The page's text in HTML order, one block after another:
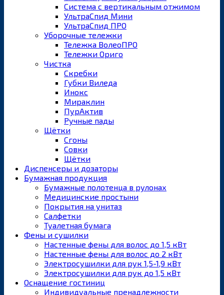
Система с вертикальным отжимом
УльтраСпид Мини
УльтраСпид ПРО
Уборочные тележки
Тележка ВолеоПРО
Тележки Ориго
Чистка
Скребки
Губки Виледа
Инокс
Мираклин
ПурАктив
Ручные пады
Щётки
Сгоны
Совки
Щётки
Диспенсеры и дозаторы
Бумажная продукция
Бумажные полотенца в рулонах
Медицинские простыни
Покрытия на унитаз
Салфетки
Туалетная бумага
Фены и сушилки
Настенные фены для волос до 1,5 кВт
Настенные фены для волос до 2 кВт
Электросушилки для рук 1,5-1,9 кВт
Электросушилки для рук до 1,5 кВт
Оснащение гостиниц
Индивидуальные пренадлежности